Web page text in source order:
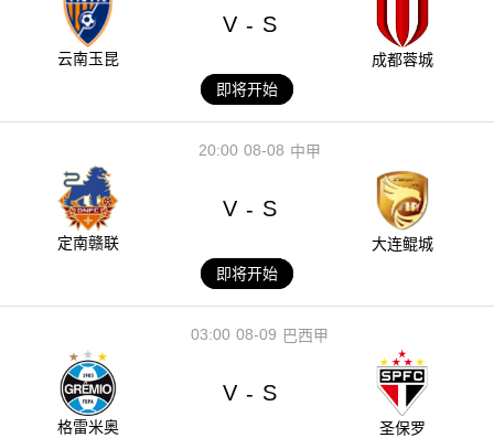
云南玉昆
V - S
成都蓉城
即将开始
08-08
20:00 中甲
定南赣联
V - S
大连鲲城
即将开始
08-09
03:00 巴西甲
格雷米奥
V - S
圣保罗